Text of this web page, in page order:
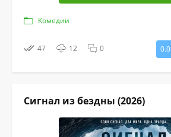
Комедии
47 12 0 0.0
Cигнал из бездны (2026)